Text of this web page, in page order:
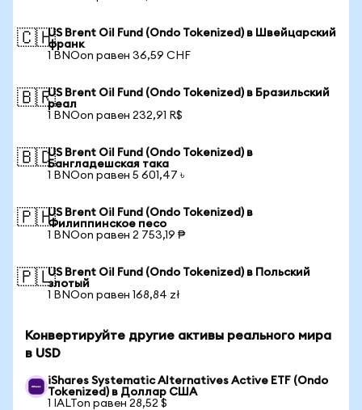
🇨🇭US Brent Oil Fund (Ondo Tokenized) в Швейцарский
франк
1 BNOon равен 36,59 CHF
🇧🇷US Brent Oil Fund (Ondo Tokenized) в Бразильский
реал
1 BNOon равен 232,91 R$
🇧🇩US Brent Oil Fund (Ondo Tokenized) в
Бангладешская така
1 BNOon равен 5 601,47 ৳
🇵🇭US Brent Oil Fund (Ondo Tokenized) в
Филиппинское песо
1 BNOon равен 2 753,19 ₱
🇵🇱US Brent Oil Fund (Ondo Tokenized) в Польский
злотый
1 BNOon равен 168,84 zł
Конвертируйте другие активы реального мира
в USD
iShares Systematic Alternatives Active ETF (Ondo
Tokenized) в Доллар США
1 IALTon равен 28,52 $